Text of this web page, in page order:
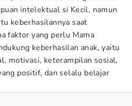
intelektual si Kecil, namun
keberhasilannya saat
faktor yang perlu Mama
keberhasilan anak, yaitu
motivasi, keterampilan sosial,
positif, dan selalu belajar